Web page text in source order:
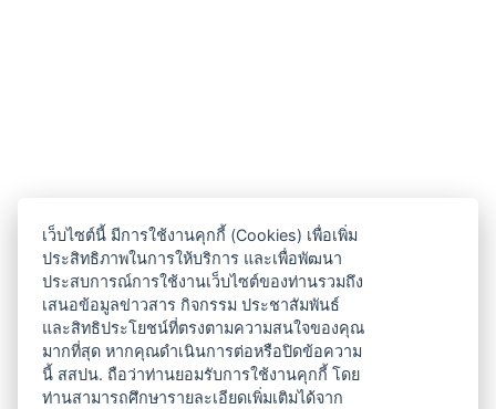
เว็บไซต์นี้ มีการใช้งานคุกกี้ (Cookies) เพื่อเพิ่ม
ประสิทธิภาพในการให้บริการ และเพื่อพัฒนา
ประสบการณ์การใช้งานเว็บไซต์ของท่านรวมถึง
เสนอข้อมูลข่าวสาร กิจกรรม ประชาสัมพันธ์
และสิทธิประโยชน์ที่ตรงตามความสนใจของคุณ
มากที่สุด หากคุณดำเนินการต่อหรือปิดข้อความ
นี้ สสปน. ถือว่าท่านยอมรับการใช้งานคุกกี้ โดย
ท่านสามารถศึกษารายละเอียดเพิ่มเติมได้จาก